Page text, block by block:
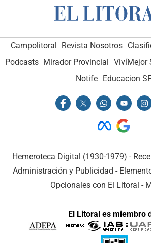
Campolitoral Revista Nosotros
Podcasts Mirador Provincial VivíMejor
Notife Educacion
Hemeroteca Digital (1930-1979) -
Administración y Publicidad -
Opcionales con El Litoral -
El Litoral es miembro